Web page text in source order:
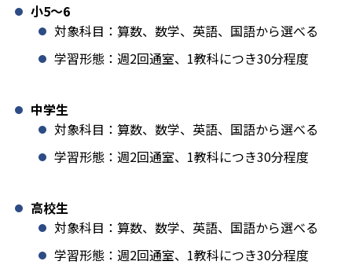
小5〜6
対象科目：算数、数学、英語、国語から選べる
学習形態：週2回通室、1教科につき30分程度
中学生
対象科目：算数、数学、英語、国語から選べる
学習形態：週2回通室、1教科につき30分程度
高校生
対象科目：算数、数学、英語、国語から選べる
学習形態：週2回通室、1教科につき30分程度